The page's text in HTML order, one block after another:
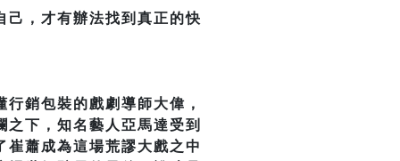
己，才有辦法找到真正的快
銷包裝的戲劇導師大偉，
下，知名藝人亞馬達受到
蕭成為這場荒謬大戲之中